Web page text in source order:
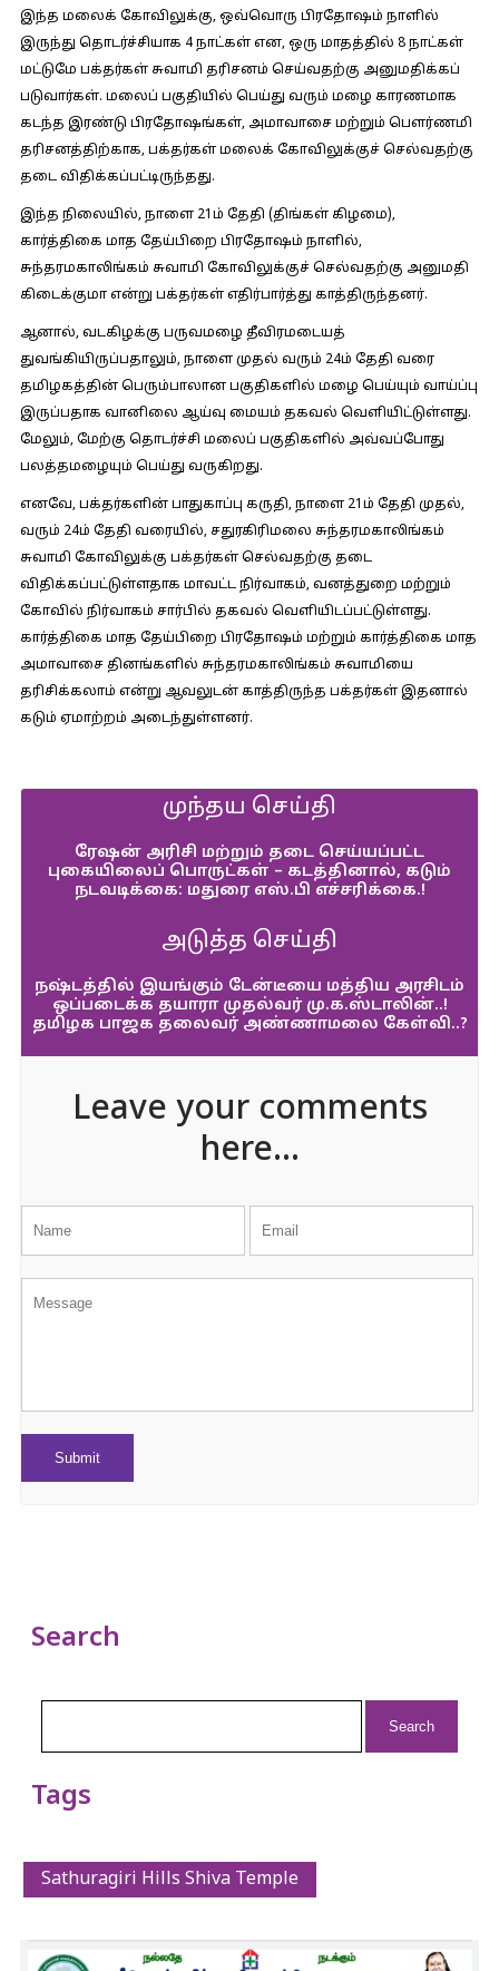
இந்த மலைக் கோவிலுக்கு, ஒவ்வொரு பிரதோஷம் நாளில்
இருந்து தொடர்ச்சியாக 4 நாட்கள் என, ஒரு மாதத்தில் 8 நாட்கள்
மட்டுமே பக்தர்கள் சுவாமி தரிசனம் செய்வதற்கு அனுமதிக்கப்
படுவார்கள். மலைப் பகுதியில் பெய்து வரும் மழை காரணமாக
கடந்த இரண்டு பிரதோஷங்கள், அமாவாசை மற்றும் பௌர்ணமி
தரிசனத்திற்காக, பக்தர்கள் மலைக் கோவிலுக்குச் செல்வதற்கு
தடை விதிக்கப்பட்டிருந்தது.
இந்த நிலையில், நாளை 21ம் தேதி (திங்கள் கிழமை),
கார்த்திகை மாத தேய்பிறை பிரதோஷம் நாளில்,
சுந்தரமகாலிங்கம் சுவாமி கோவிலுக்குச் செல்வதற்கு அனுமதி
கிடைக்குமா என்று பக்தர்கள் எதிர்பார்த்து காத்திருந்தனர்.
ஆனால், வடகிழக்கு பருவமழை தீவிரமடையத்
துவங்கியிருப்பதாலும், நாளை முதல் வரும் 24ம் தேதி வரை
தமிழகத்தின் பெரும்பாலான பகுதிகளில் மழை பெய்யும் வாய்ப்பு
இருப்பதாக வானிலை ஆய்வு மையம் தகவல் வெளியிட்டுள்ளது.
மேலும், மேற்கு தொடர்ச்சி மலைப் பகுதிகளில் அவ்வப்போது
பலத்தமழையும் பெய்து வருகிறது.
எனவே, பக்தர்களின் பாதுகாப்பு கருதி, நாளை 21ம் தேதி முதல்,
வரும் 24ம் தேதி வரையில், சதுரகிரிமலை சுந்தரமகாலிங்கம்
சுவாமி கோவிலுக்கு பக்தர்கள் செல்வதற்கு தடை
விதிக்கப்பட்டுள்ளதாக மாவட்ட நிர்வாகம், வனத்துறை மற்றும்
கோவில் நிர்வாகம் சார்பில் தகவல் வெளியிடப்பட்டுள்ளது.
கார்த்திகை மாத தேய்பிறை பிரதோஷம் மற்றும் கார்த்திகை மாத
அமாவாசை தினங்களில் சுந்தரமகாலிங்கம் சுவாமியை
தரிசிக்கலாம் என்று ஆவலுடன் காத்திருந்த பக்தர்கள் இதனால்
கடும் ஏமாற்றம் அடைந்துள்ளனர்.
முந்தய செய்தி
ரேஷன் அரிசி மற்றும் தடை செய்யப்பட்ட
புகையிலைப் பொருட்கள் – கடத்தினால், கடும்
நடவடிக்கை: மதுரை எஸ்‌.பி எச்சரிக்கை.!
அடுத்த செய்தி
நஷ்டத்தில் இயங்கும் டேன்டீயை மத்திய அரசிடம்
ஒப்படைக்க தயாரா முதல்வர் மு.க.ஸ்டாலின்..!
தமிழக பாஜக தலைவர் அண்ணாமலை கேள்வி..?
Leave your comments
here...
Search
Tags
Sathuragiri Hills Shiva Temple